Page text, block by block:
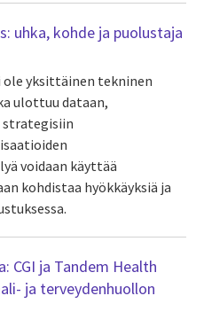
uhka, kohde ja puolustaja
ole yksittäinen tekninen
ulottuu dataan,
strategisiin
voidaan käyttää
kohdistaa hyökkäyksiä ja
CGI ja Tandem Health
ja terveydenhuollon